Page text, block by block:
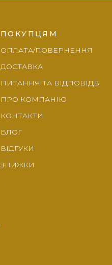
ПОКУПЦЯМ
ОПЛАТА/ПОВЕРНЕННЯ
ДОСТАВКА
ПИТАННЯ ТА ВІДПОВІДВ
ПРО КОМПАНІЮ
КОНТАКТИ
БЛОГ
ВІДГУКИ
ЗНИЖКИ